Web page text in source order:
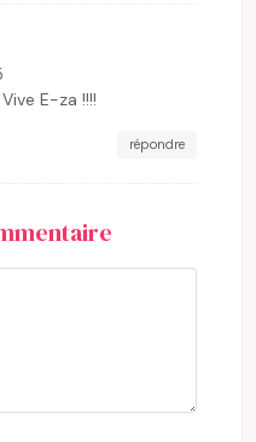
E-za !!!!
répondre